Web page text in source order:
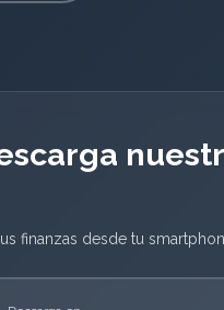
finanzas desde tu